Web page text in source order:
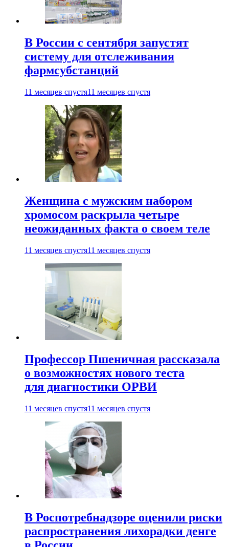
В России с сентября запустят
систему для отслеживания
фармсубстанций
11 месяцев спустя11 месяцев спустя
Женщина с мужским набором
хромосом раскрыла четыре
неожиданных факта о своем теле
11 месяцев спустя11 месяцев спустя
Профессор Пшеничная рассказала
о возможностях нового теста
для диагностики ОРВИ
11 месяцев спустя11 месяцев спустя
В Роспотребнадзоре оценили риски
распространения лихорадки денге